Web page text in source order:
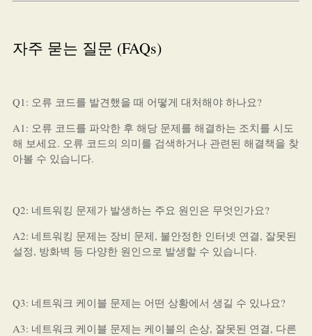
자주 묻는 질문 (FAQs)
Q1: 오류 코드를 발견했을 때 어떻게 대처해야 하나요?
A1: 오류 코드를 파악한 후 해당 문제를 해결하는 조치를 시도
해 보세요. 오류 코드의 의미를 검색하거나 관련된 해결책을 찾
아볼 수 있습니다.
Q2: 네트워킹 문제가 발생하는 주요 원인은 무엇인가요?
A2: 네트워킹 문제는 장비 문제, 불안정한 인터넷 연결, 잘못된
설정, 방화벽 등 다양한 원인으로 발생할 수 있습니다.
Q3: 네트워크 케이블 문제는 어떤 상황에서 생길 수 있나요?
A3: 네트워크 케이블 문제는 케이블의 손상, 잘못된 연결, 다른